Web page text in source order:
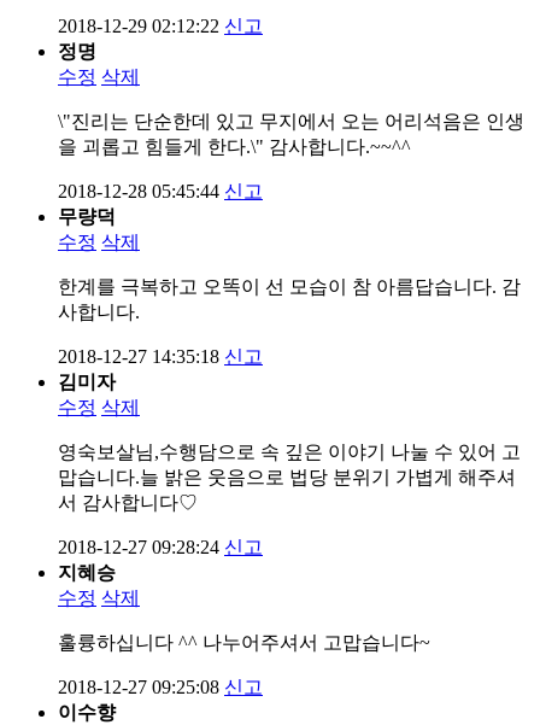
2018-12-29 02:12:22 신고
정명
수정 삭제
\"진리는 단순한데 있고 무지에서 오는 어리석음은 인생
을 괴롭고 힘들게 한다.\" 감사합니다.~~^^
2018-12-28 05:45:44 신고
무량덕
수정 삭제
한계를 극복하고 오똑이 선 모습이 참 아름답습니다. 감
사합니다.
2018-12-27 14:35:18 신고
김미자
수정 삭제
영숙보살님,수행담으로 속 깊은 이야기 나눌 수 있어 고
맙습니다.늘 밝은 웃음으로 법당 분위기 가볍게 해주셔
서 감사합니다♡
2018-12-27 09:28:24 신고
지혜승
수정 삭제
훌륭하십니다 ^^ 나누어주셔서 고맙습니다~
2018-12-27 09:25:08 신고
이수향